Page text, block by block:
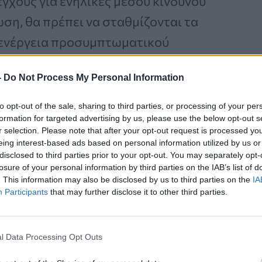
Do Not Process My Personal Information
opt-out of the sale, sharing to third parties, or processing of your
for targeted advertising by us, please use the below opt-out
selection. Please note that after your opt-out request is processed
interest-based ads based on personal information utilized by us
to third parties prior to your opt-out. You may separately
of your personal information by third parties on the IAB’s list of
This information may also be disclosed by us to third parties on the
Participants that may further disclose it to other third parties.
Data Processing Opt Outs
θα πρέπει να σταθμίζονται τα
προσυμπτωματικού
Καρκίνος Προστάτη:
Νέα Ελάχιστα
Επεμβατική Εστιακή
Θεραπεία με NanoKnife